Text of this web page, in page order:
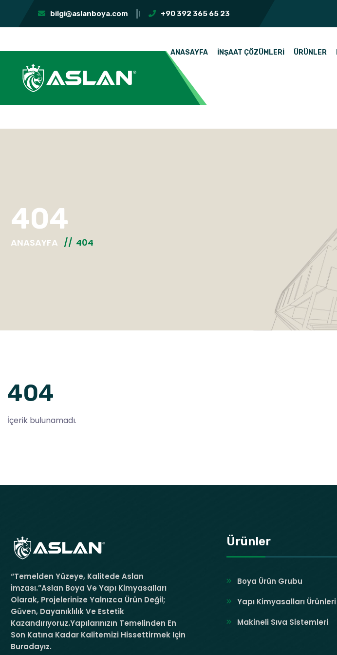
bilgi@aslanboya.com +90 392 365 65 23
ANASAYFA İNŞAAT ÇÖZÜMLERI ÜRÜNLER
404
ANASAYFA 404
404
İçerik bulunamadı.
“Temelden Yüzeye, Kalitede Aslan
İmzası.”Aslan Boya Ve Yapı Kimyasalları
Olarak, Projelerinize Yalnızca Ürün Değil;
Güven, Dayanıklılık Ve Estetik
Kazandırıyoruz.Yapılarınızın Temelinden En
Son Katına Kadar Kalitemizi Hissettirmek Için
Buradayız.
Ürünler
Boya Ürün Grubu
Yapı Kimyasalları Ürünleri
Makineli Sıva Sistemleri